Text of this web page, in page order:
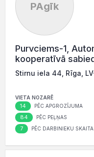
PAgīk
Purvciems-1,
kooperatīvā
Stirnu iela 44, Rīga,
VIETA NOZARĒ
14 PĒC APGROZĪJUMA
84 PĒC PEĻŅAS
7 PĒC DARBINIEKU SKAITA